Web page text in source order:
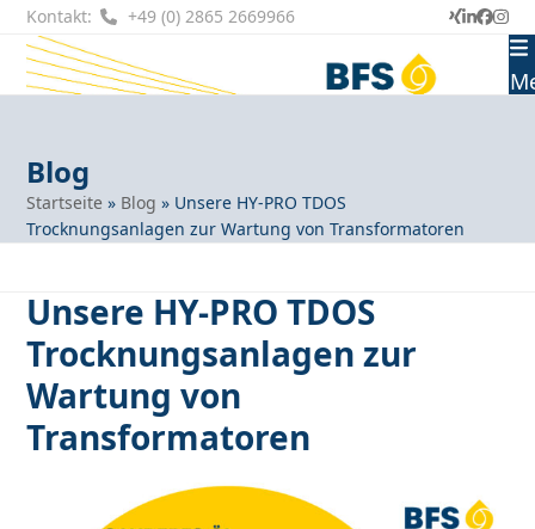
Skip
content
Kontakt: +49 (0) 2865 2669966 Xing
Blog
Startseite » Blog » Unsere HY-PRO TDOS
Trocknungsanlagen zur Wartung von Transformatoren
Unsere HY-PRO TDOS
Trocknungsanlagen zur
Wartung von
Transformatoren